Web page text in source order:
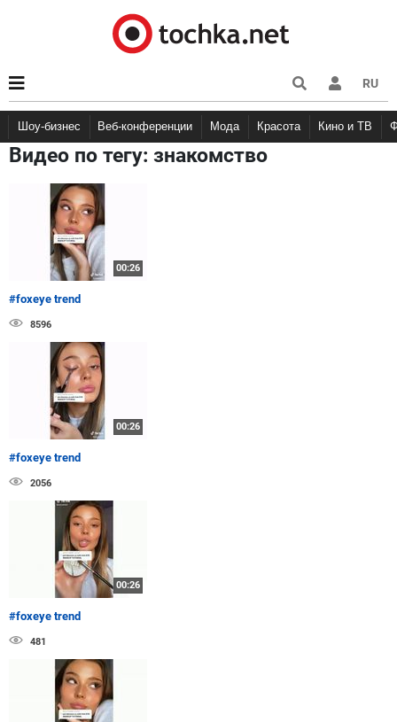
RU
Шоу-бизнес Веб-конференции Мода Красота Кино и ТВ
Видео по тегу: знакомство
00:26
#foxeye trend
8596
00:26
#foxeye trend
2056
00:26
#foxeye trend
481